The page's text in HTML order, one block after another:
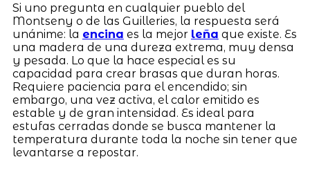
Si uno pregunta en cualquier pueblo del
Montseny o de las Guilleries, la respuesta será
unánime: la encina es la mejor leña que existe. Es
una madera de una dureza extrema, muy densa
y pesada. Lo que la hace especial es su
capacidad para crear brasas que duran horas.
Requiere paciencia para el encendido; sin
embargo, una vez activa, el calor emitido es
estable y de gran intensidad. Es ideal para
estufas cerradas donde se busca mantener la
temperatura durante toda la noche sin tener que
levantarse a repostar.